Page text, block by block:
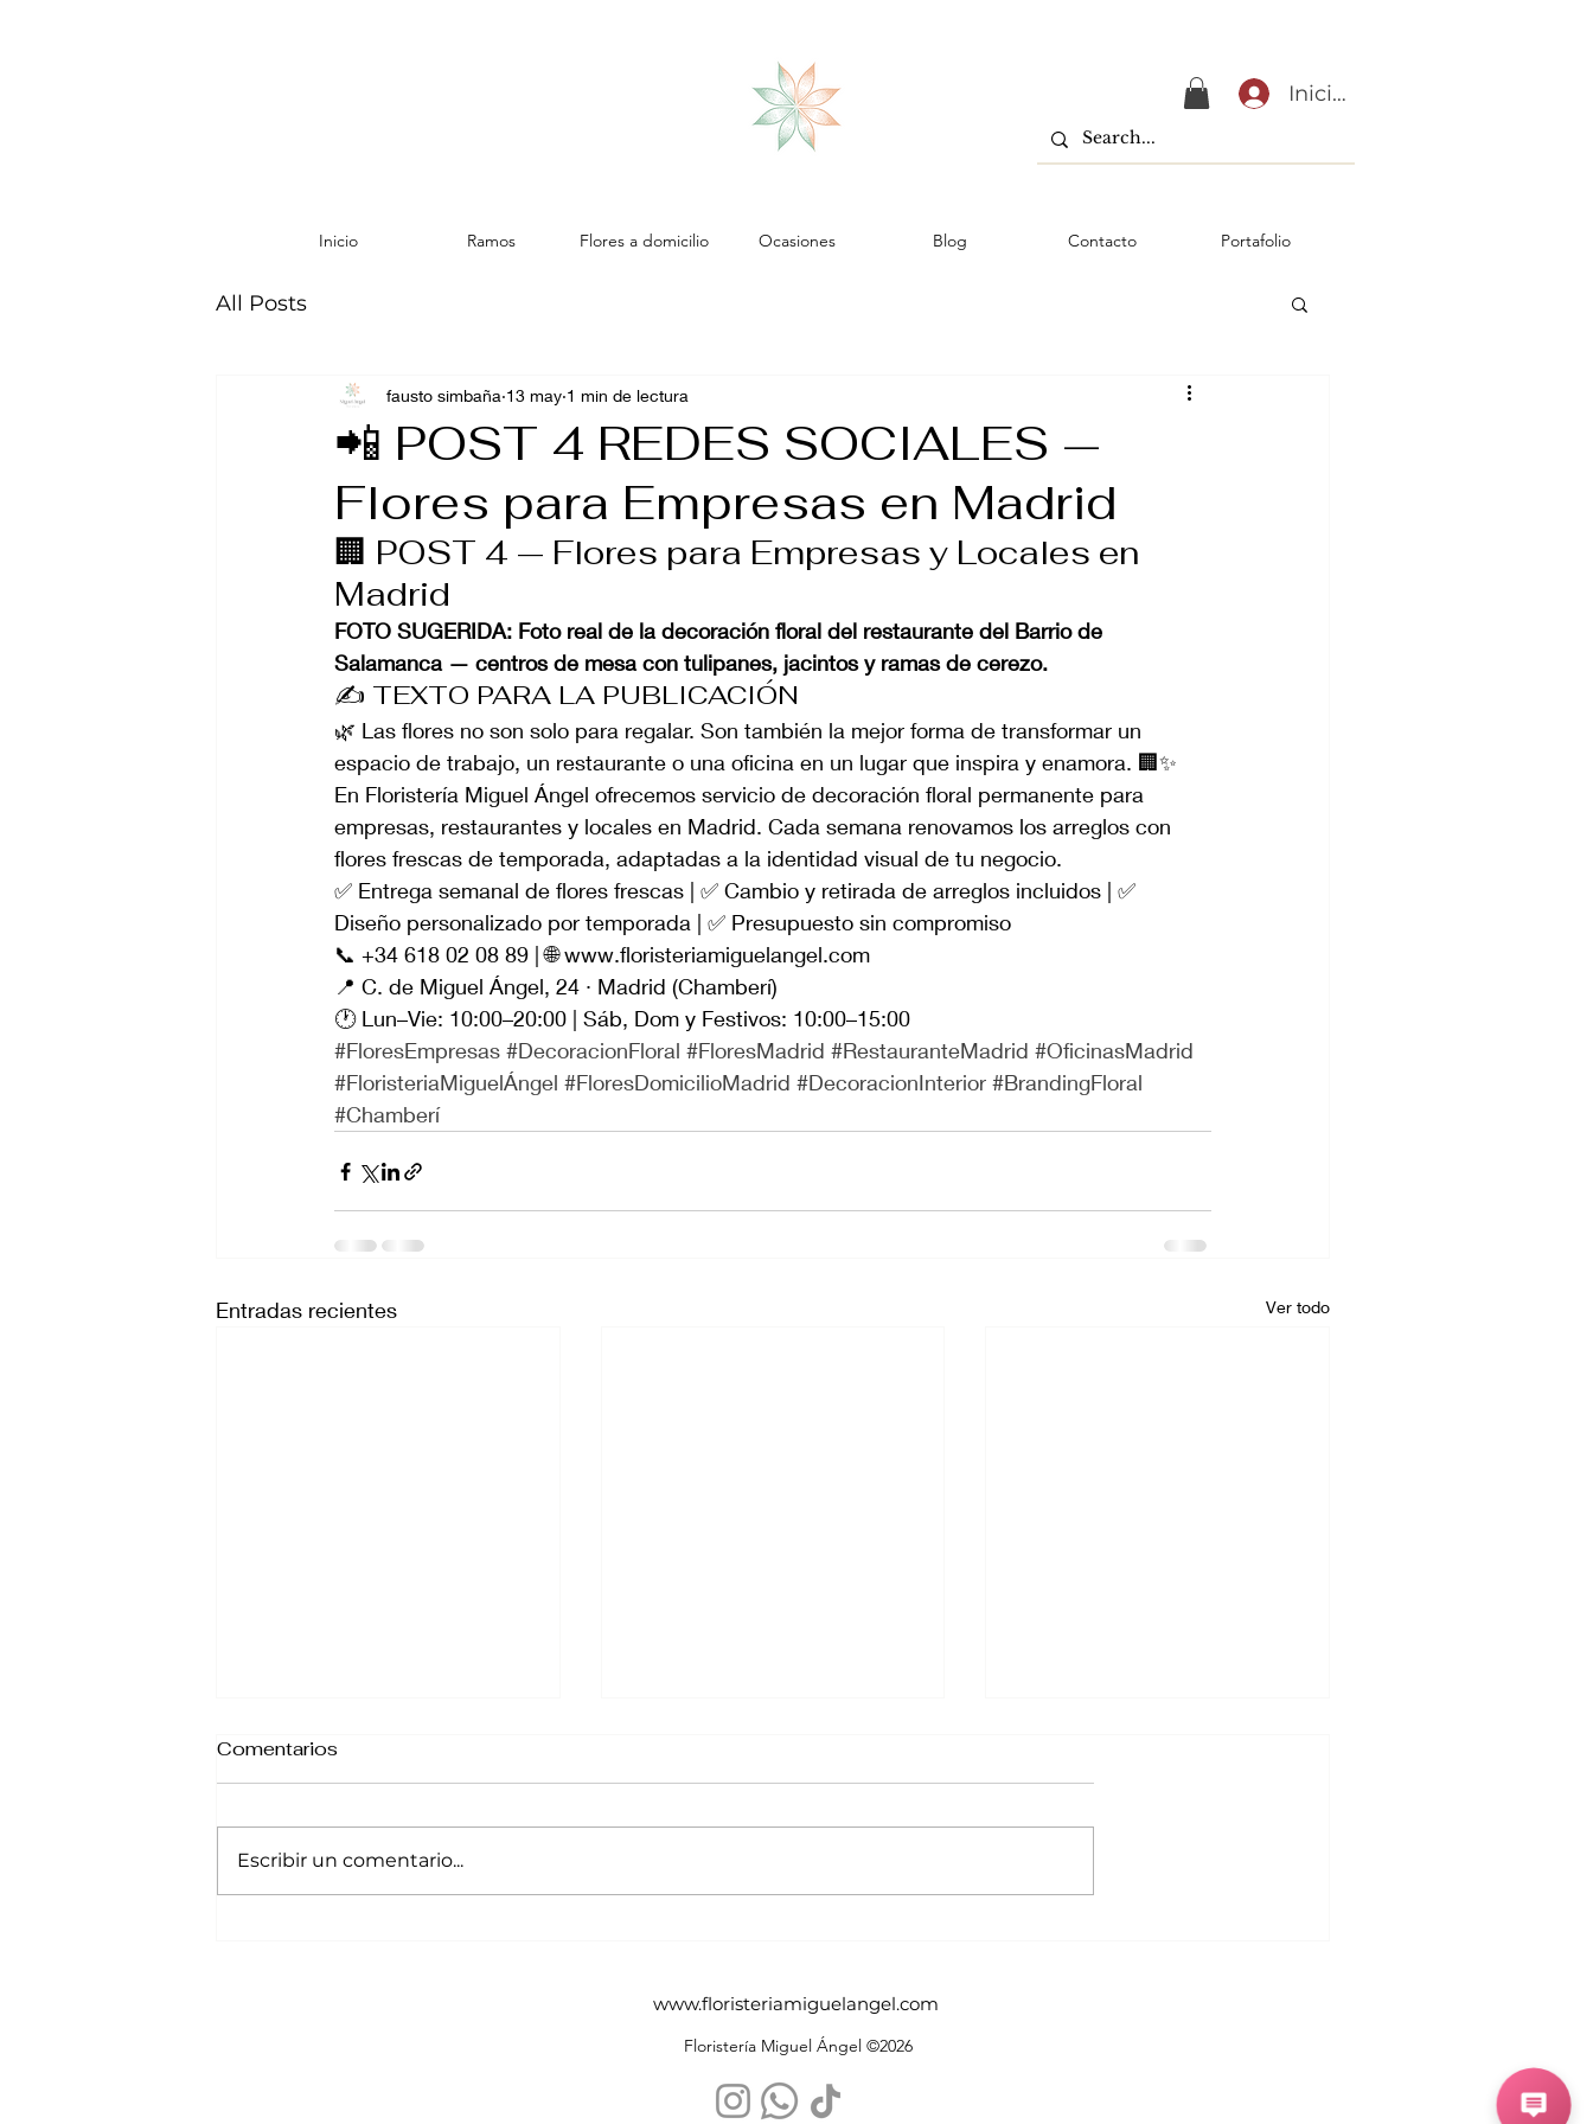
Iniciar sesión
Inicio Ramos Flores a domicilio Ocasiones Blog Contacto Portafolio
All Posts
📲 POST 4 REDES SOCIALES —
Flores para Empresas en Madrid
fausto simbaña 13 may 1 min de lectura
🏢 POST 4 — Flores para Empresas y Locales en
Madrid
FOTO SUGERIDA: Foto real de la decoración floral del restaurante del Barrio de
Salamanca — centros de mesa con tulipanes, jacintos y ramas de cerezo.
✍️ TEXTO PARA LA PUBLICACIÓN
🌿 Las flores no son solo para regalar. Son también la mejor forma de transformar un
espacio de trabajo, un restaurante o una oficina en un lugar que inspira y enamora. 🏢✨
En Floristería Miguel Ángel ofrecemos servicio de decoración floral permanente para
empresas, restaurantes y locales en Madrid. Cada semana renovamos los arreglos con
flores frescas de temporada, adaptadas a la identidad visual de tu negocio.
✅ Entrega semanal de flores frescas | ✅ Cambio y retirada de arreglos incluidos | ✅
Diseño personalizado por temporada | ✅ Presupuesto sin compromiso
📞 +34 618 02 08 89 | 🌐 www.floristeriamiguelangel.com
📍 C. de Miguel Ángel, 24 · Madrid (Chamberí)
🕐 Lun–Vie: 10:00–20:00 | Sáb, Dom y Festivos: 10:00–15:00
#FloresEmpresas #DecoracionFloral #FloresMadrid #RestauranteMadrid #OficinasMadrid
#FloristeriaMiguelÁngel #FloresDomicilioMadrid #DecoracionInterior #BrandingFloral
#Chamberí
Entradas recientes Ver todo
Madrid
Comentarios
Escribir un comentario...
www.floristeriamiguelangel.com
Floristería Miguel Ángel ©2026